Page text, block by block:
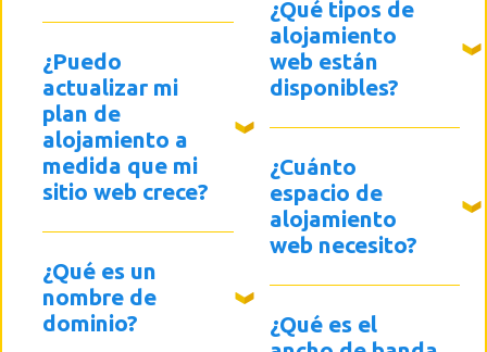
¿Puedo
actualizar mi
plan de
alojamiento a
medida que mi
sitio web crece?
¿Qué es un
nombre de
dominio?
¿Qué tipos de
alojamiento
web están
disponibles?
¿Cuánto
espacio de
alojamiento
web necesito?
¿Qué es el